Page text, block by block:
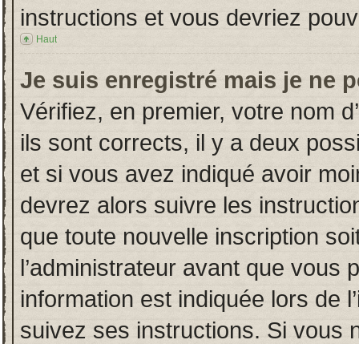
instructions et vous devriez
Haut
Je suis enregistré mais je ne
Vérifiez, en premier, votre nom
ils sont corrects, il y a deux
et si vous avez indiqué avoir
devrez alors suivre les
que toute nouvelle inscription
l’administrateur avant que vous
information est indiquée lors de
suivez ses instructions. Si vous